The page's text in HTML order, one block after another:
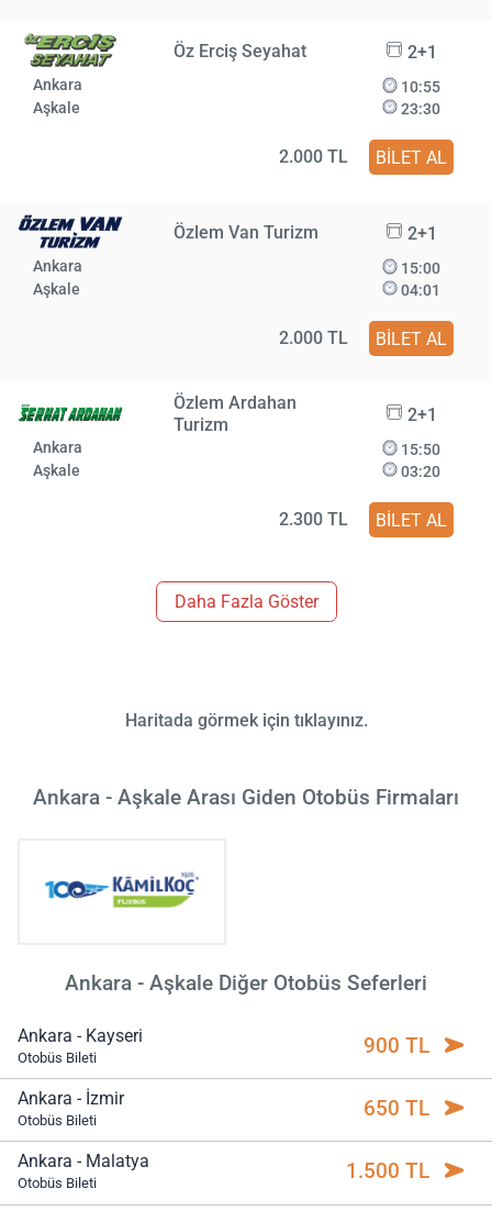
Öz Erciş Seyahat 2+1
Ankara
Aşkale
10:55
23:30
2.000 TL BİLET AL
Özlem Van Turizm 2+1
Ankara
Aşkale
15:00
04:01
2.000 TL BİLET AL
Özlem Ardahan
Turizm
2+1
Ankara
Aşkale
15:50
03:20
2.300 TL BİLET AL
Daha Fazla Göster
Haritada görmek için tıklayınız.
Ankara - Aşkale Arası Giden Otobüs Firmaları
Ankara - Aşkale Diğer Otobüs Seferleri
Ankara - Kayseri
Otobüs Bileti 900 TL
Ankara - İzmir
Otobüs Bileti 650 TL
Ankara - Malatya
Otobüs Bileti 1.500 TL